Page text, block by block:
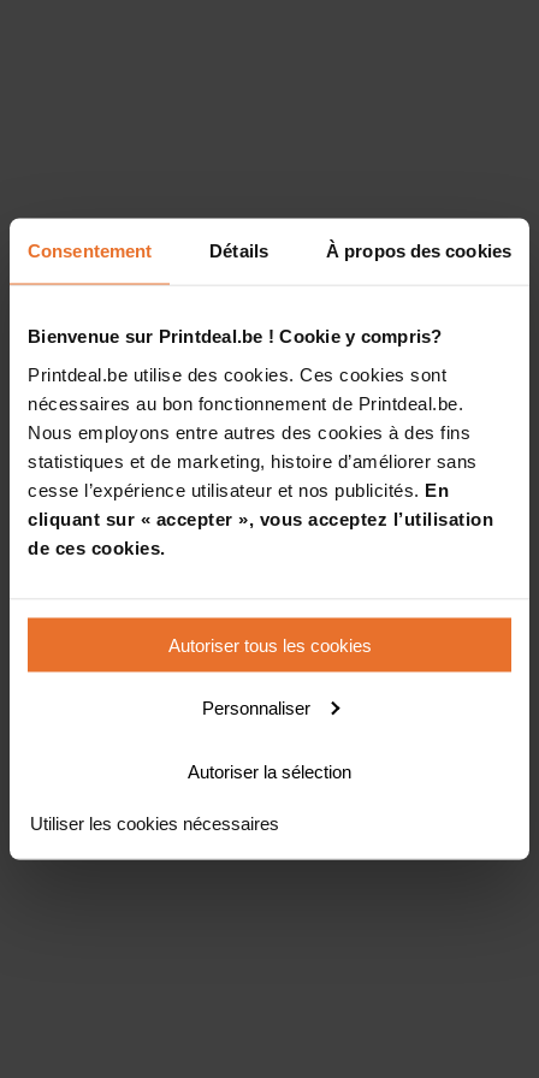
Consentement Détails À propos des cookies
Bienvenue sur Printdeal.be ! Cookie y compris?
Printdeal.be utilise des cookies. Ces cookies sont
nécessaires au bon fonctionnement de Printdeal.be.
Nous employons entre autres des cookies à des fins
statistiques et de marketing, histoire d’améliorer sans
cesse l’expérience utilisateur et nos publicités. En
cliquant sur « accepter », vous acceptez l’utilisation
de ces cookies.
Autoriser tous les cookies
Personnaliser
Autoriser la sélection
Utiliser les cookies nécessaires